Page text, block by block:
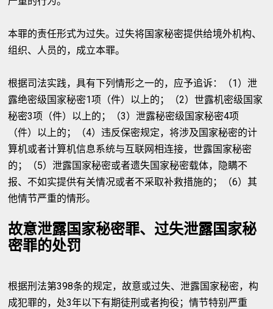
本罪的责任形式为过失。过失将国家秘密提供给境外机构、
组织、人员的，成立本罪。
根据司法实践，具有下列情形之一的，应予追诉：（1）泄
露绝密级国家秘密1项（件）以上的；（2）世露机密级国家
秘密3项（件）以上的；（3）泄露秘密级国家秘密4项
（件）以上的；（4）违反保密规定，将涉及国家秘密的计
算机或者计算机信息系统与互联网相连接，世露国家秘密
的；（5）泄露国家秘密或者遗失国家秘密载体，隐瞒不
报、不如实提供有关情况或者不采取补救措施的；（6）其
他情节严重的情形。
故意泄露国家秘密罪、过失泄露国家秘
密罪的处罚
根据刑法第398条的规定，故意或过失、泄露国家秘密，构
成犯罪的，处3年以下有期徒刑或者拘役；情节特别严重